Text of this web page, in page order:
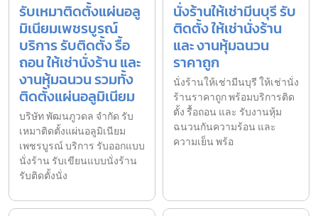
รับเหมาติดตั้งแผ่นอลู
มิเนียมเพชรบูรณ์
บริการ รับติดตั้ง รื้อ
ถอน ให้เช่านั่งร้าน และ
งานหุ้มฉนวน รวมทั้ง
ติดตั้งแผ่นอลูมิเนียม
บริษัท พัฒนภูวดล จำกัด รับ
เหมาติดตั้งแผ่นอลูมิเนียม
เพชรบูรณ์ บริการ รับออกแบบ
นั่งร้าน รับเขียนแบบนั่งร้าน
รับติดตั้งนั่ง
นั่งร้านให้เช่ามีนบุรี รับ
ติดตั้ง ให้เช่านั่งร้าน
และ งานหุ้มฉนวน
ราคาถูก
นั่งร้านให้เช่ามีนบุรี ให้เช่านั่ง
ร้านราคาถูก พร้อมบริการติด
ตั้ง รื้อถอน และ รับงานหุ้ม
ฉนวนกันความร้อน และ
ความเย็น พร้อ